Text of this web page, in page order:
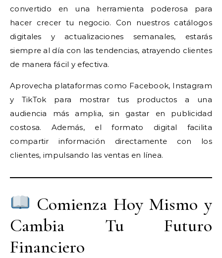
convertido en una herramienta poderosa para
hacer crecer tu negocio. Con nuestros catálogos
digitales y actualizaciones semanales, estarás
siempre al día con las tendencias, atrayendo clientes
de manera fácil y efectiva.
Aprovecha plataformas como Facebook, Instagram
y TikTok para mostrar tus productos a una
audiencia más amplia, sin gastar en publicidad
costosa. Además, el formato digital facilita
compartir información directamente con los
clientes, impulsando las ventas en línea.
Comienza Hoy Mismo y
Cambia Tu Futuro
Financiero